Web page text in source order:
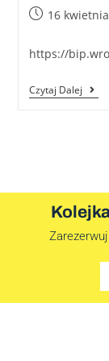
16
https://
Czytaj Dalej